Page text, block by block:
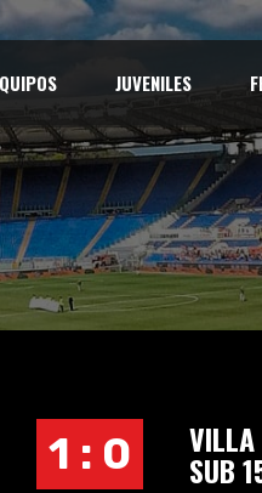
JUVENILES
1 : 0 VILLA
SUB